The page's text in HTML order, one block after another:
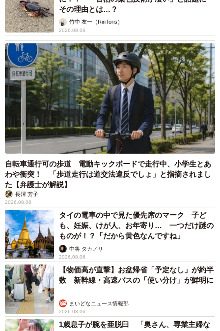
その理由とは…？
竹中 友一（RinToris）
2026.08.06
自転車通行可の歩道 電動キックボードで走行中、小学生とあ
わや衝突！ 「歩道走行は道交法違反でしょ」と指摘されまし
た【弁護士が解説】
長澤 芳子
2026.08.06
タイの電車の中で見た優先席のマーク 子ど
も、妊娠、けが人、お年寄り… 一つだけ謎の
ものが！？「だから黄色なんですね」
中将 タカノリ
2026.08.06
【物価高が直撃】お盆帰省「予定なし」が約半
数 新幹線・高速バスの「使い分け」が鮮明に
まいどなニュース情報部
2026.08.06
1歳息子が腕を亜脱臼 「奥さん、専業主婦な